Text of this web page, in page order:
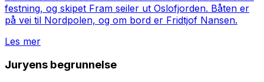
festning, og skipet Fram seiler ut Oslofjorden. Båten er
på vei til Nordpolen, og om bord er Fridtjof Nansen.
Les mer
Juryens begrunnelse